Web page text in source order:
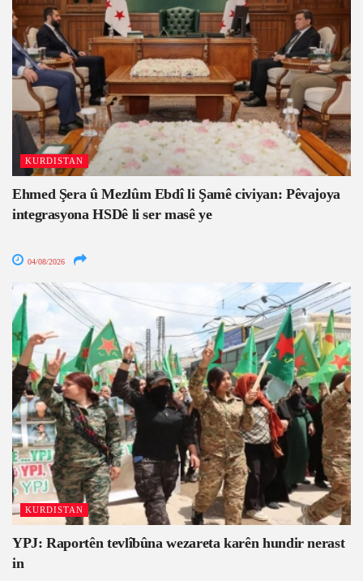
KURDISTAN
Ehmed Şera û Mezlûm Ebdî li Şamê civiyan: Pêvajoya
integrasyona HSDê li ser masê ye
04/08/2026
KURDISTAN
YPJ: Raportên tevlîbûna wezareta karên hundir nerast
in